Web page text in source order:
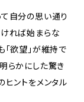
自分の思い通り
れば始まらな
「欲望」が維持で
らかにした驚き
ントをメンタル